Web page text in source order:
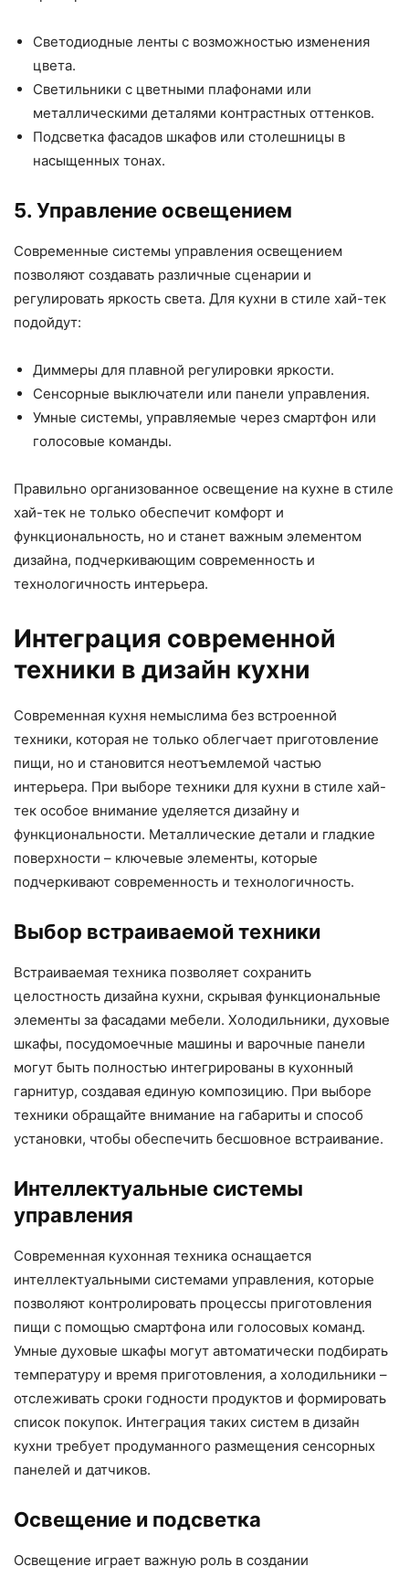
Светодиодные ленты с возможностью изменения
цвета.
Светильники с цветными плафонами или
металлическими деталями контрастных оттенков.
Подсветка фасадов шкафов или столешницы в
насыщенных тонах.
5. Управление освещением
Современные системы управления освещением
позволяют создавать различные сценарии и
регулировать яркость света. Для кухни в стиле хай-тек
подойдут:
Диммеры для плавной регулировки яркости.
Сенсорные выключатели или панели управления.
Умные системы, управляемые через смартфон или
голосовые команды.
Правильно организованное освещение на кухне в стиле
хай-тек не только обеспечит комфорт и
функциональность, но и станет важным элементом
дизайна, подчеркивающим современность и
технологичность интерьера.
Интеграция современной
техники в дизайн кухни
Современная кухня немыслима без встроенной
техники, которая не только облегчает приготовление
пищи, но и становится неотъемлемой частью
интерьера. При выборе техники для кухни в стиле хай-
тек особое внимание уделяется дизайну и
функциональности. Металлические детали и гладкие
поверхности – ключевые элементы, которые
подчеркивают современность и технологичность.
Выбор встраиваемой техники
Встраиваемая техника позволяет сохранить
целостность дизайна кухни, скрывая функциональные
элементы за фасадами мебели. Холодильники, духовые
шкафы, посудомоечные машины и варочные панели
могут быть полностью интегрированы в кухонный
гарнитур, создавая единую композицию. При выборе
техники обращайте внимание на габариты и способ
установки, чтобы обеспечить бесшовное встраивание.
Интеллектуальные системы
управления
Современная кухонная техника оснащается
интеллектуальными системами управления, которые
позволяют контролировать процессы приготовления
пищи с помощью смартфона или голосовых команд.
Умные духовые шкафы могут автоматически подбирать
температуру и время приготовления, а холодильники –
отслеживать сроки годности продуктов и формировать
список покупок. Интеграция таких систем в дизайн
кухни требует продуманного размещения сенсорных
панелей и датчиков.
Освещение и подсветка
Освещение играет важную роль в создании